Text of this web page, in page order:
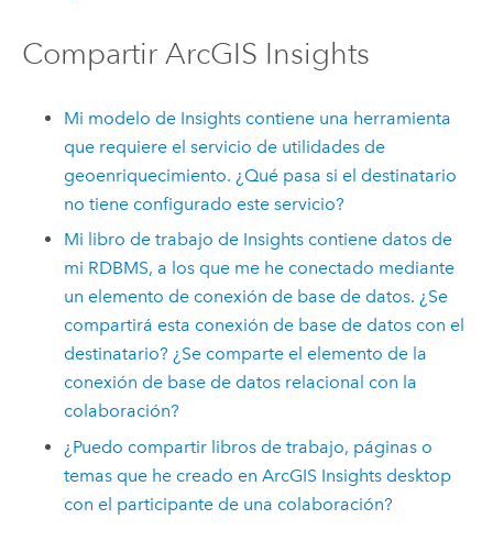
Compartir ArcGIS Insights
Mi modelo de Insights contiene una herramienta
que requiere el servicio de utilidades de
geoenriquecimiento. ¿Qué pasa si el destinatario
no tiene configurado este servicio?
Mi libro de trabajo de Insights contiene datos de
mi RDBMS, a los que me he conectado mediante
un elemento de conexión de base de datos. ¿Se
compartirá esta conexión de base de datos con el
destinatario? ¿Se comparte el elemento de la
conexión de base de datos relacional con la
colaboración?
¿Puedo compartir libros de trabajo, páginas o
temas que he creado enArcGIS Insights desktop
con el participante de una colaboración?